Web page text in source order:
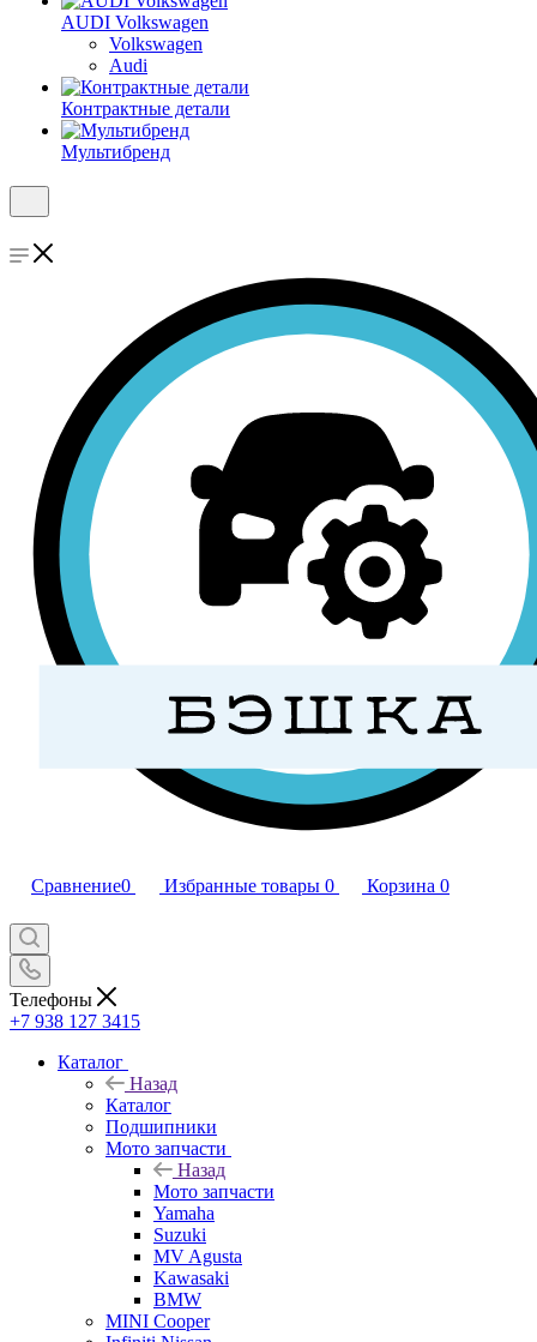
AUDI Volkswagen
Volkswagen
Audi
Контрактные детали
Мультибренд
Сравнение0 Избранные товары 0 Корзина 0
Телефоны
+7 938 127 3415
Каталог
Назад
Каталог
Подшипники
Мото запчасти
Назад
Мото запчасти
Yamaha
Suzuki
MV Agusta
Kawasaki
BMW
MINI Cooper